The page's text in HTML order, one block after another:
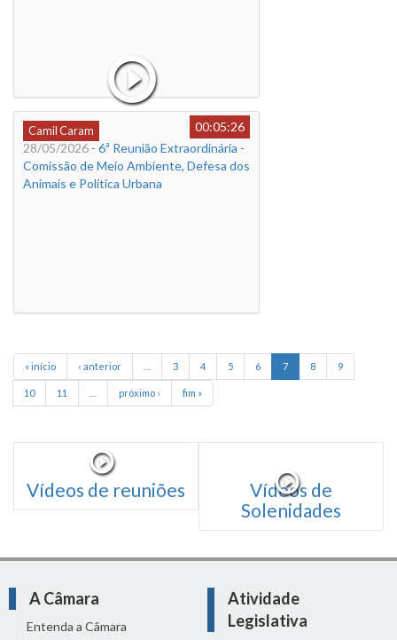
Camil Caram
00:05:26
28/05/2026 - 6ª Reunião Extraordinária -
Comissão de Meio Ambiente, Defesa dos
Animais e Política Urbana
« início ‹ anterior 3 4 5 6 7 8 9
10 11 próximo › fim »
Vídeos de reuniões
Vídeos de
Solenidades
A Câmara
Entenda a Câmara
Atividade
Legislativa